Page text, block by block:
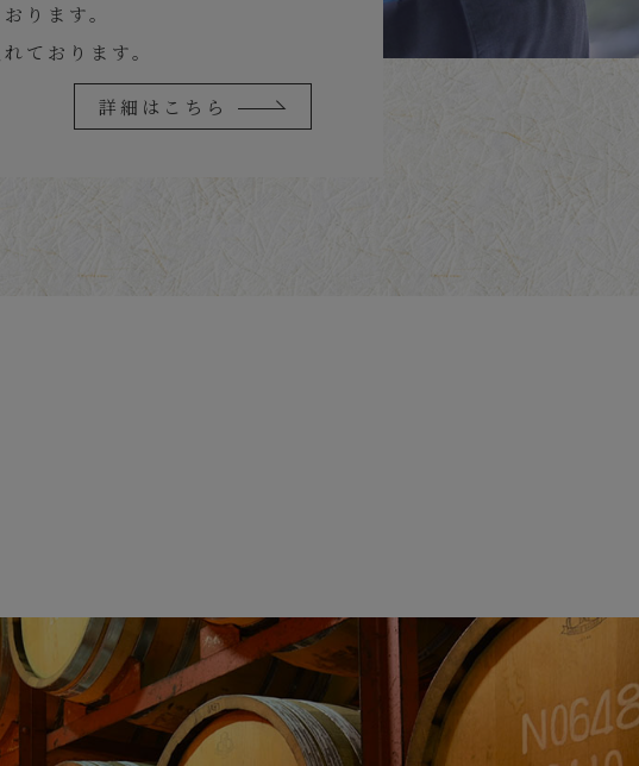
ります。
ております。
詳細はこちら